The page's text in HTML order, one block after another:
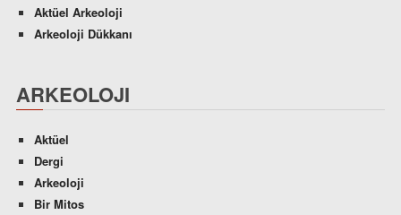
Aktüel Arkeoloji
Arkeoloji Dükkanı
ARKEOLOJI
Aktüel
Dergi
Arkeoloji
Bir Mitos